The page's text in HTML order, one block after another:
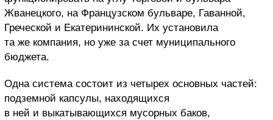
Жванецкого, на Французском бульваре, Гаванной,
Греческой и Екатерининской. Их установила
та же компания, но уже за счет муниципального
бюджета.
Одна система состоит из четырех основных частей:
подземной капсулы, находящихся
в ней и выкатывающихся мусорных баков,